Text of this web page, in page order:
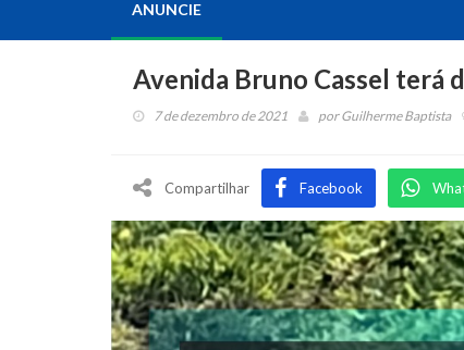
ANUNCIE
Avenida Bruno Cassel terá
7 de dezembro de 2021 porGuilherme Baptista
Compartilhar Facebook